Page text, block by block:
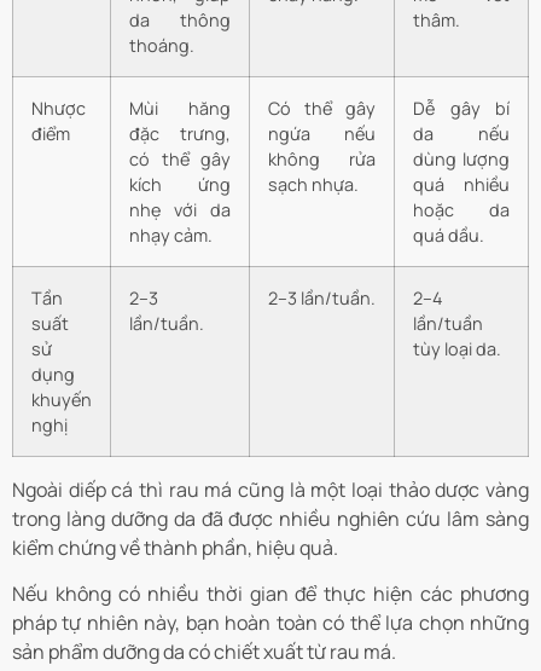
da thông
thoáng.
thâm.
Nhược
điểm
Mùi hăng
đặc trưng,
có thể gây
kích ứng
nhẹ với da
nhạy cảm.
Có thể gây
ngứa nếu
không rửa
sạch nhựa.
Dễ gây bí
da nếu
dùng lượng
quá nhiều
hoặc da
quá dầu.
Tần
suất
sử
dụng
khuyến
nghị
2–3
lần/tuần.
2–3 lần/tuần.
2–4
lần/tuần
tùy loại da.
Ngoài diếp cá thì rau má cũng là một loại thảo dược vàng
trong làng dưỡng da đã được nhiều nghiên cứu lâm sàng
kiểm chứng về thành phần, hiệu quả.
Nếu không có nhiều thời gian để thực hiện các phương
pháp tự nhiên này, bạn hoàn toàn có thể lựa chọn những
sản phẩm dưỡng da có chiết xuất từ rau má.